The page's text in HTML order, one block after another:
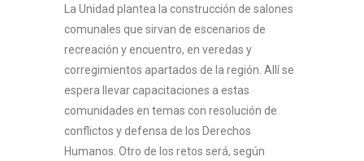
La Unidad plantea la construcción de salones
comunales que sirvan de escenarios de
recreación y encuentro, en veredas y
corregimientos apartados de la región. Allí se
espera llevar capacitaciones a estas
comunidades en temas con resolución de
conflictos y defensa de los Derechos
Humanos. Otro de los retos será, según